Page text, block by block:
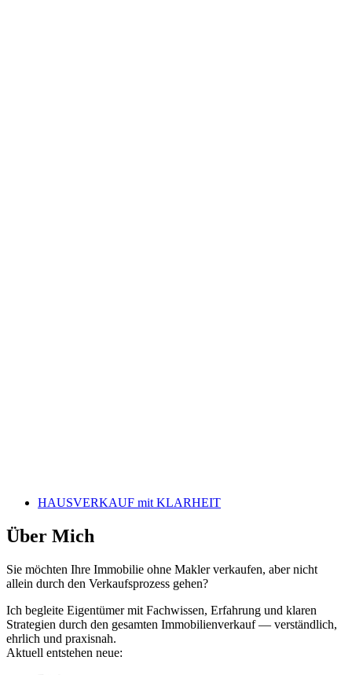
HAUSVERKAUF mit KLARHEIT
Über Mich
Sie möchten Ihre Immobilie ohne Makler verkaufen, aber nicht
allein durch den Verkaufsprozess gehen?
Ich begleite Eigentümer mit Fachwissen, Erfahrung und klaren
Strategien durch den gesamten Immobilienverkauf — verständlich,
ehrlich und praxisnah.
Aktuell entstehen neue: